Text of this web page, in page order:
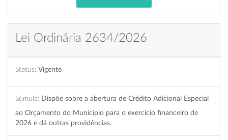
Lei Ordinária 2634/2026
Status: Vigente
Súmula: Dispõe sobre a abertura de Crédito Adicional Especial
ao Orçamento do Município para o exercício financeiro de
2026 e dá outras providências.